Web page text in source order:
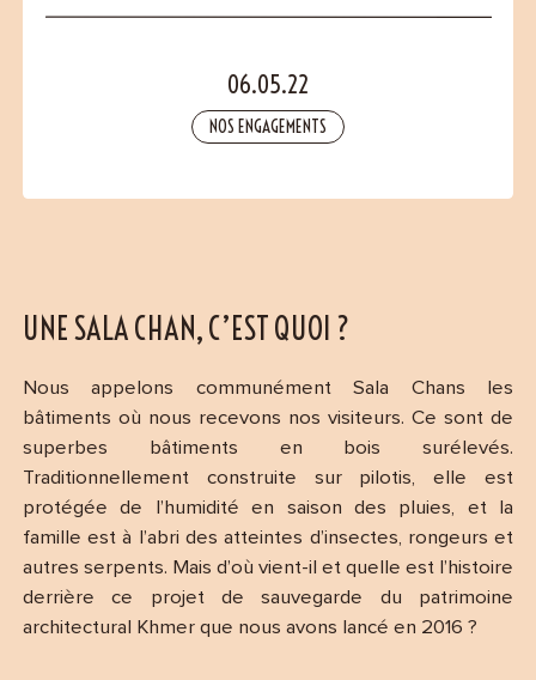
06.05.22
NOS ENGAGEMENTS
UNE SALA CHAN, C’EST QUOI ?
Nous appelons communément Sala Chans les
bâtiments où nous recevons nos visiteurs. Ce sont de
superbes bâtiments en bois surélevés.
Traditionnellement construite sur pilotis, elle est
protégée de l’humidité en saison des pluies, et la
famille est à l’abri des atteintes d’insectes, rongeurs et
autres serpents. Mais d’où vient-il et quelle est l’histoire
derrière ce projet de sauvegarde du patrimoine
architectural Khmer que nous avons lancé en 2016 ?